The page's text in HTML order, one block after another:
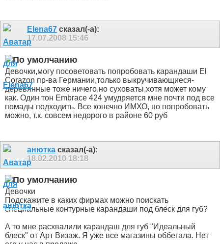
Elena67 сказал(-а):
17.07.2008 15:46
Девочки,могу посоветовать попробовать карандаши El
Corazon пр-ва Германии,только выкручивающиеся-
деревянные тоже ничего,но суховаты,хотя может кому
как. Один тон Embrace 424 умудряется мне почти под все
помады подходить. Все конечно ИМХО, но попробовать
можно, т.к. совсем недорого в районе 60 руб
анютка сказал(-а):
18.02.2010 18:18
Девочки
Подскажите в каких фирмах можно поискать
специальные контурные карандаши под блеск для губ?
А то мне расхвалили карандаш для губ "Идеальный
блеск" от Арт Визаж. Я уже все магазины оббегала. Нет